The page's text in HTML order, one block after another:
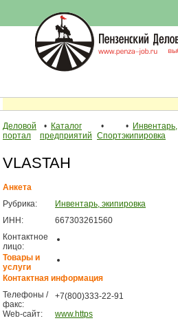
Деловой
портал
• Каталог
предприятий
•
Спорт
• Инвентарь,
экипировка
VLASTAH
Анкета
Рубрика:
Инвентарь, экипировка
ИНН:
667303261560
Контактное
лицо:
Товары и
услуги
Контактная информация
Телефоны /
факс:
+7(800)333-22-91
Web-сайт:
www.https